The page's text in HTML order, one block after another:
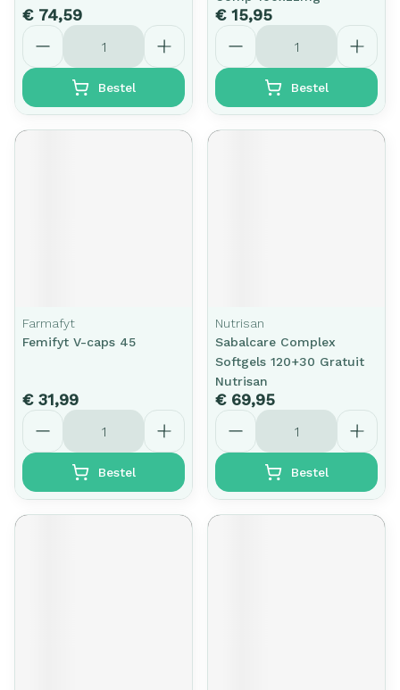
€ 74,59
Aantal
Bestel
€ 15,95
Aantal
Bestel
Farmafyt
Femifyt V-caps 45
€ 31,99
Aantal
Bestel
Nutrisan
Sabalcare Complex
Softgels 120+30 Gratuit
Nutrisan
€ 69,95
Aantal
Bestel